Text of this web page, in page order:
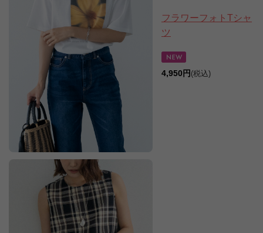
フラワーフォトTシャ
ツ
4,950円 (税込)